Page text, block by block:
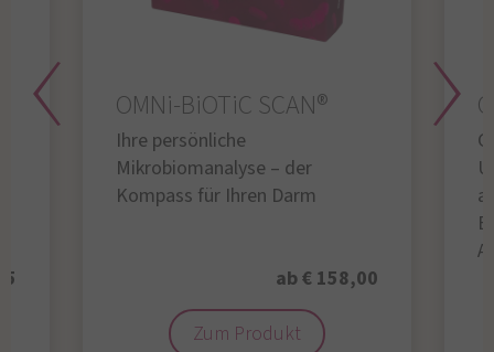
OMNi-BiOTiC SCAN®
Ihre persönliche
Mikrobiomanalyse – der
Kompass für Ihren Darm
ab € 158,00
Zum Produkt